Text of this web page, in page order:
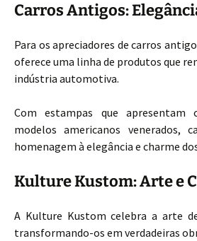
Carros Antigos:
Para os apreciadores de carros
oferece uma linha de produtos que
indústria automotiva.
Com estampas que apresentam
modelos americanos venerados,
homenagem à elegância e charme
Kulture Kustom: Arte e
A Kulture Kustom celebra a arte
transformando-os em verdadeiras